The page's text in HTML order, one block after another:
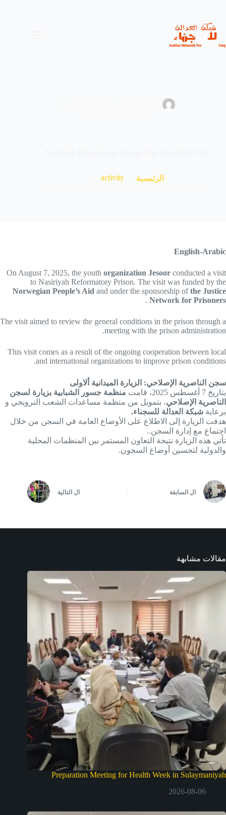
المحتوى
الرئيسية
activity
English-Arabic
On August 7, 2025, the youth organization Jesoor conducted a visit
to Nasiriyah Reformatory Prison. The visit was funded by the
Norwegian People’s Aid and under the sponsorship ofthe Justice
Network for Prisoners
.
The visit aimed to review the general conditions in the prison through a
meeting with the prison administration.
This visit comes as a result of the ongoing cooperation between local
and international organizations to improve prison conditions.
سجن الناصرية الإصلاحي: الزيارة الميدانية ألاولى
بتاريخ 7 أغسطس 2025، قامت
منظمة جسور الشبابية بزيارة لسجن
الناصرية الإصلاحي، بتمويل من منظمة مساعدات الشعب النرويجي و
برعاية شبكة العدالة للسجناء.
هدفت الزيارة إلى الاطلاع على الأوضاع العامة في السجن من خلال
اجتماع مع إدارة السجن..
تأتي هذه الزيارة نتيجة التعاون المستمر بين المنظمات المحلية
والدولية لتحسين أوضاع السجون.
ال السابقة ال التالية
مقالات مشابهة
Preparation Meeting for Health Week in Sulaymaniyah
2026-08-06